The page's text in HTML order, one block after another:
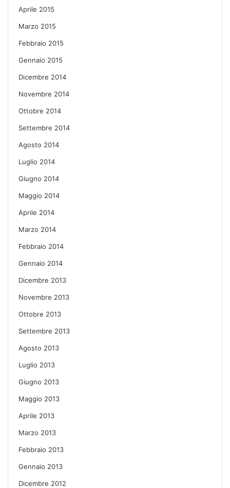
Aprile 2015
Marzo 2015
Febbraio 2015
Gennaio 2015
Dicembre 2014
Novembre 2014
Ottobre 2014
Settembre 2014
Agosto 2014
Luglio 2014
Giugno 2014
Maggio 2014
Aprile 2014
Marzo 2014
Febbraio 2014
Gennaio 2014
Dicembre 2013
Novembre 2013
Ottobre 2013
Settembre 2013
Agosto 2013
Luglio 2013
Giugno 2013
Maggio 2013
Aprile 2013
Marzo 2013
Febbraio 2013
Gennaio 2013
Dicembre 2012